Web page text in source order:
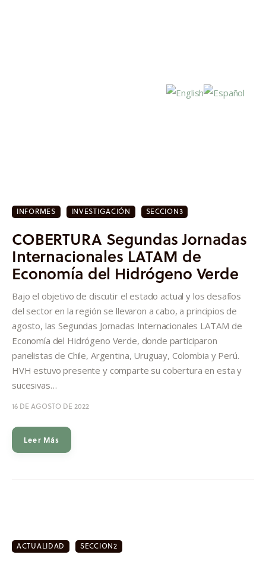
Investigación
Proyectos
Informes
Quiénes somos
INFORMES INVESTIGACIÓN SECCION3
COBERTURA Segundas Jornadas
Internacionales LATAM de
Economía del Hidrógeno Verde
Bajo el objetivo de discutir el estado actual y los desafíos
del sector en la región se llevaron a cabo, a principios de
agosto, las Segundas Jornadas Internacionales LATAM de
Economía del Hidrógeno Verde, donde participaron
panelistas de Chile, Argentina, Uruguay, Colombia y Perú.
HVH estuvo presente y comparte su cobertura en esta y
sucesivas…
16 DE AGOSTO DE 2022
Leer Más
ACTUALIDAD SECCION2